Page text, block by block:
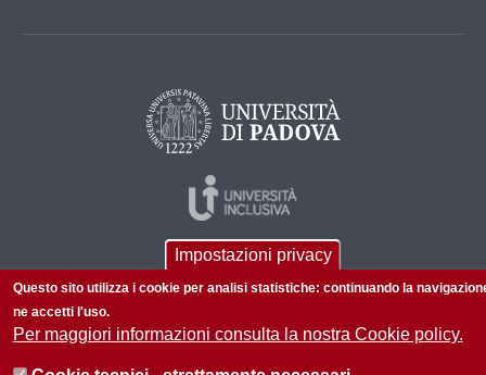
Impostazioni privacy
Questo sito utilizza i cookie per analisi statistiche: continuando la
ne accetti l'uso.
Per maggiori informazioni consulta la nostra Cookie policy.